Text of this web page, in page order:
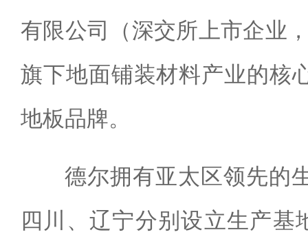
有限公司（深交所上市企业
旗下地面铺装材料产业的核
地板品牌。
德尔拥有亚太区领先的
四川、辽宁分别设立生产基